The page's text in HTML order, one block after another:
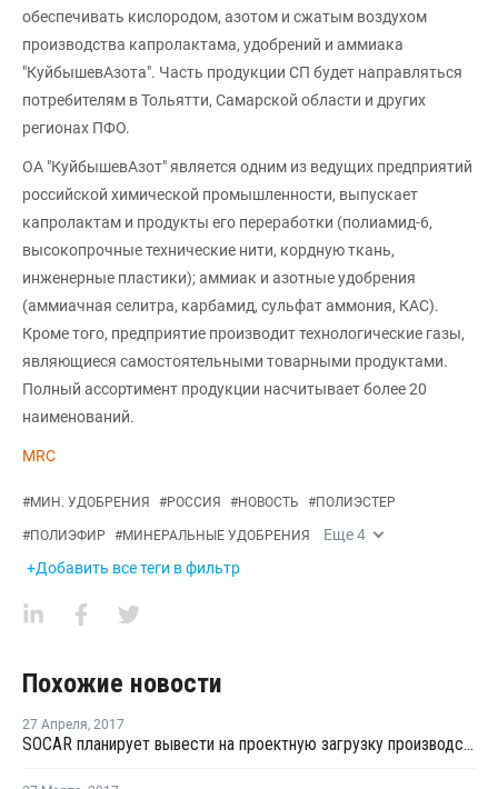
обеспечивать кислородом, азотом и сжатым воздухом
производства капролактама, удобрений и аммиака
"КуйбышевАзота". Часть продукции СП будет направляться
потребителям в Тольятти, Самарской области и других
регионах ПФО.
ОА "КуйбышевАзот" является одним из ведущих предприятий
российской химической промышленности, выпускает
капролактам и продукты его переработки (полиамид-6,
высокопрочные технические нити, кордную ткань,
инженерные пластики); аммиак и азотные удобрения
(аммиачная селитра, карбамид, сульфат аммония, КАС).
Кроме того, предприятие производит технологические газы,
являющиеся самостоятельными товарными продуктами.
Полный ассортимент продукции насчитывает более 20
наименований.
MRC
#МИН. УДОБРЕНИЯ #РОССИЯ #НОВОСТЬ #ПОЛИЭСТЕР
#ПОЛИЭФИР #МИНЕРАЛЬНЫЕ УДОБРЕНИЯ Еще4
+Добавить все теги в фильтр
Похожие новости
27 Апреля, 2017
SOCAR планирует вывести на проектную загрузку производство карбамида в 2018 году